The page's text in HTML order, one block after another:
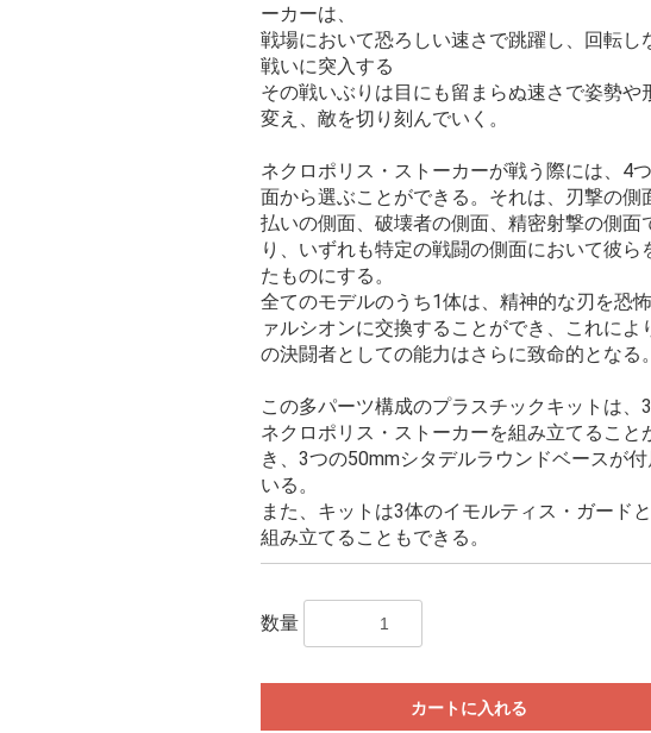
ーカーは、
戦場において恐ろしい速さで跳躍し、回転し
戦いに突入する
その戦いぶりは目にも留まらぬ速さで姿勢や
変え、敵を切り刻んでいく。
ネクロポリス・ストーカーが戦う際には、4
面から選ぶことができる。それは、刃撃の側
払いの側面、破壊者の側面、精密射撃の側面
り、いずれも特定の戦闘の側面において彼ら
たものにする。
全てのモデルのうち1体は、精神的な刃を恐
ァルシオンに交換することができ、これによ
の決闘者としての能力はさらに致命的となる。
この多パーツ構成のプラスチックキットは、
ネクロポリス・ストーカーを組み立てること
き、3つの50mmシタデルラウンドベースが付
いる。
また、キットは3体のイモルティス・ガード
組み立てることもできる。
数量
カートに入れる